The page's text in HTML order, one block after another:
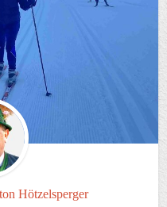
Hötzelsperger